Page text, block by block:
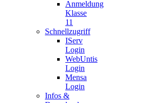
Anmeldung
Klasse
11
Schnellzugriff
IServ
Login
WebUntis
Login
Mensa
Login
Infos &